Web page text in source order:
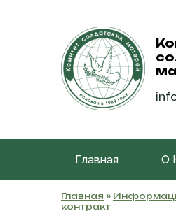
Главная О
Главная »
контракт